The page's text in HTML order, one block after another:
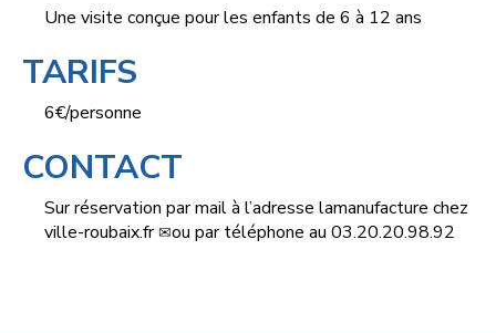
Une visite conçue pour les enfants de 6 à 12 ans
TARIFS
6€/personne
CONTACT
Sur réservation par mail à l’adresse lamanufacture chez
ville-roubaix.fr
ou par téléphone au 03.20.20.98.92